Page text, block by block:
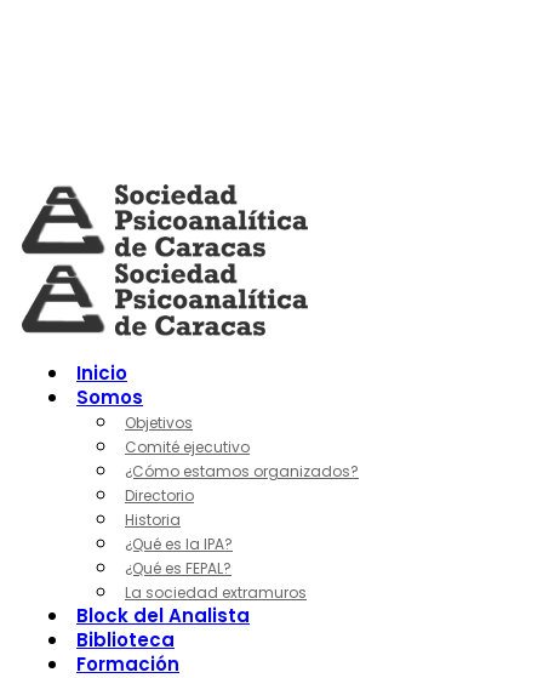
Inicio
Somos
Objetivos
Comité ejecutivo
¿Cómo estamos organizados?
Directorio
Historia
¿Qué es la IPA?
¿Qué es FEPAL?
La sociedad extramuros
Block del Analista
Biblioteca
Formación